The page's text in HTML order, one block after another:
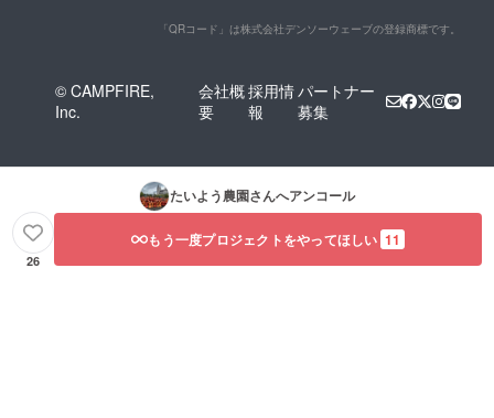
「QRコード」は株式会社デンソーウェーブの登録商標です。
© CAMPFIRE,
Inc.
会社概
要
採用情
報
パートナー
募集
たいよう農園さんへアンコール
26
もう一度プロジェクトをやってほしい 11